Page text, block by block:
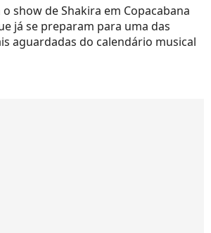
show de Shakira em Copacabana
já se preparam para uma das
aguardadas do calendário musical